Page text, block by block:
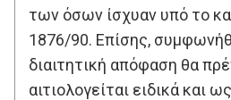
των όσων ίσχυαν υπό το
1876/90. Επίσης,
διαιτητική απόφαση θα
αιτιολογείται ειδικά και